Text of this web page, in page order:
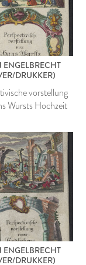
ENGELBRECHT
DRUKKER)
vorstellung
Wursts Hochzeit
ENGELBRECHT
DRUKKER)